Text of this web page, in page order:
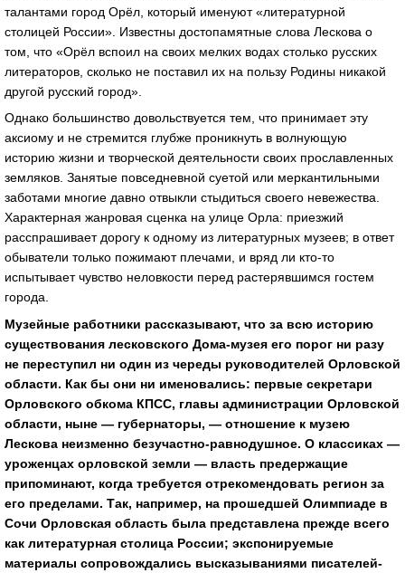
талантами город Орёл, который именуют «литературной
столицей России». Известны достопамятные слова Лескова о
том, что «Орёл вспоил на своих мелких водах столько русских
литераторов, сколько не поставил их на пользу Родины никакой
другой русский город».
Однако большинство довольствуется тем, что принимает эту
аксиому и не стремится глубже проникнуть в волнующую
историю жизни и творческой деятельности своих прославленных
земляков. Занятые повседневной суетой или меркантильными
заботами многие давно отвыкли стыдиться своего невежества.
Характерная жанровая сценка на улице Орла: приезжий
расспрашивает дорогу к одному из литературных музеев; в ответ
обыватели только пожимают плечами, и вряд ли кто-то
испытывает чувство неловкости перед растерявшимся гостем
города.
Музейные работники рассказывают, что за всю историю
существования лесковского Дома-музея его порог ни разу
не переступил ни один из череды руководителей Орловской
области. Как бы они ни именовались: первые секретари
Орловского обкома КПСС, главы администрации Орловской
области, ныне — губернаторы, — отношение к музею
Лескова неизменно безучастно-равнодушное. О классиках —
уроженцах орловской земли — власть предержащие
припоминают, когда требуется отрекомендовать регион за
его пределами. Так, например, на прошедшей Олимпиаде в
Сочи Орловская область была представлена прежде всего
как литературная столица России; экспонируемые
материалы сопровождались высказываниями писателей-